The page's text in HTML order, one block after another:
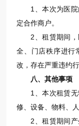
1、本次为医
定合作商户。
2、租赁期间
全、门店秩序进行
改，存在严重违约
八、其他事项
1、本次租赁
修、设备、物料、
2、租赁期间